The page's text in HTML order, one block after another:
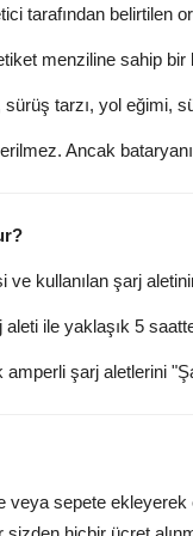
tarafından belirtilen
menziline sahip bir
tarzı, yol eğimi,
Ancak
kullanılan şarj
ile yaklaşık 5
amperli şarj aletlerini
veya sepete